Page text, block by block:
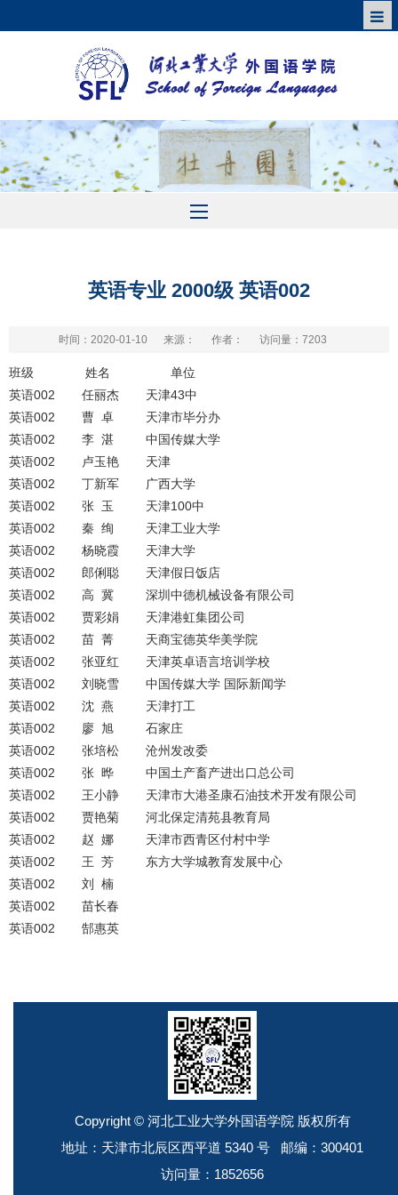
英语专业 2000级 英语002
时间：2020-01-10 来源： 作者： 访问量： 7203
班级 姓名
单位
英语002
任丽杰
天津43中
英语002
曹 卓
天津市毕分办
英语002
李 湛
中国传媒大学
英语002
卢玉艳
天津
英语002
丁新军
广西大学
英语002
张 玉
天津100中
英语002
秦 绚
天津工业大学
英语002
杨晓霞
天津大学
英语002
郎俐聪
天津假日饭店
英语002
高 冀
深圳中德机械设备有限公司
英语002
贾彩娟
天津港虹集团公司
英语002
苗 菁
天商宝德英华美学院
英语002
张亚红
天津英卓语言培训学校
英语002
刘晓雪
中国传媒大学 国际新闻学
英语002
沈 燕
天津打工
英语002
廖 旭
石家庄
英语002
张培松
沧州发改委
英语002
张 晔
中国土产畜产进出口总公司
英语002
王小静
天津市大港圣康石油技术开发有限公司
英语002
贾艳菊
河北保定清苑县教育局
英语002
赵 娜
天津市西青区付村中学
英语002
王 芳
东方大学城教育发展中心
英语002
刘 楠
英语002
苗长春
英语002
郜惠英
Copyright © 河北工业大学外国语学院 版权所有
地址：天津市北辰区西平道 5340 号 邮编：300401
访问量： 1852656